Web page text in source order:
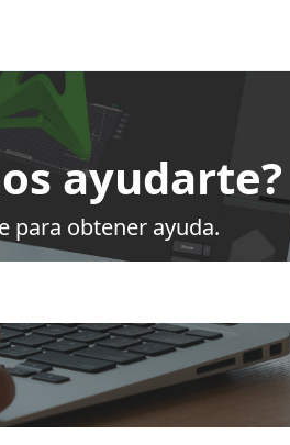
ayudarte?
para obtener ayuda.